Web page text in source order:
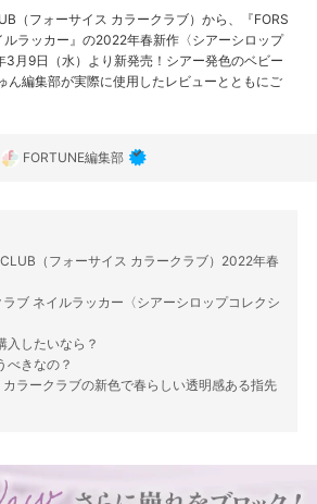
（フォーサイス カラークラブ）から、『FORS
ラッカー』の2022年春新作〈シアーシロップ
月9日（水）より新発売！シアー発色のベビー
ん編集部が実際に使用したレビューとともにご
FORTUNE編集部
（フォーサイス カラークラブ）2022年春
ブ ネイルラッカー〈シアーシロップコレクシ
入したいなら？
べきなの？
ラークラブの新色で春らしい透明感ある指先